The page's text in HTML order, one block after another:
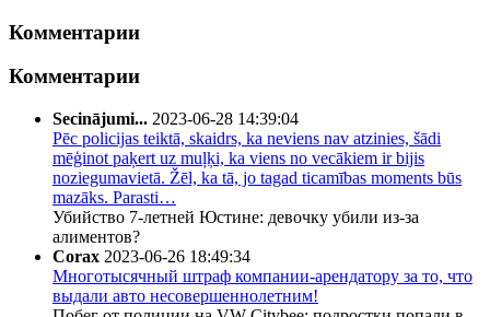
Комментарии
Комментарии
Secinājumi... 2023-06-28 14:39:04
Pēc policijas teiktā, skaidrs, ka neviens nav atzinies, šādi
mēģinot paķert uz muļķi, ka viens no vecākiem ir bijis
noziegumavietā. Žēl, ka tā, jo tagad ticamības moments būs
mazāks. Parasti…
Убийство 7-летней Юстине: девочку убили из-за
алиментов?
Corax 2023-06-26 18:49:34
Многотысячный штраф компании-арендатору за то, что
выдали авто несовершеннолетним!